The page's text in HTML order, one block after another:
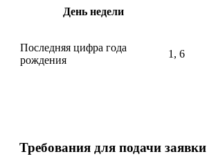
День недели
Последняя цифра года
рождения
1, 6
Требования для подачи заявки